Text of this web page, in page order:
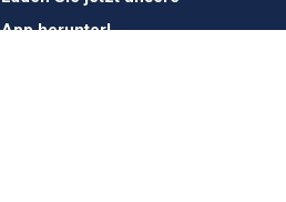
App herunter!